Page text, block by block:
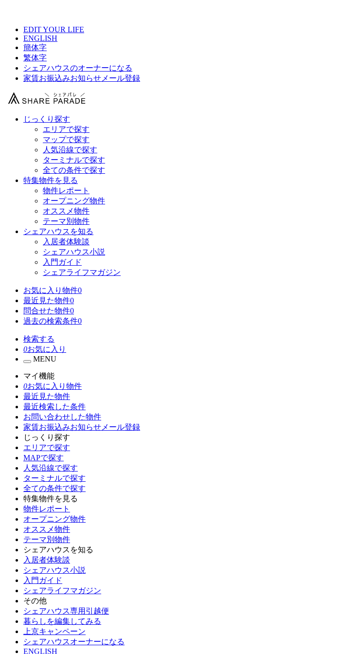
EDIT YOUR LIFE
ENGLISH
簡体字
繁体字
シェアハウスのオーナーになる
家賃お振込みお知らせメール登録
じっくり探す
エリアで探す
マップで探す
人気沿線で探す
ターミナルで探す
全ての条件で探す
特集物件を見る
物件レポート
オープニング物件
オススメ物件
テーマ別物件
シェアハウスを知る
入居者体験談
シェアハウス小説
入門ガイド
シェアライフマガジン
お気に入り物件0
最近見た物件0
問合せた物件0
過去の検索条件0
検索する
0お気に入り
MENU
マイ機能
0お気に入り物件
最近見た物件
最近検索した条件
お問い合わせした物件
家賃お振込みお知らせメール登録
じっくり探す
エリアで探す
MAPで探す
人気沿線で探す
ターミナルで探す
全ての条件で探す
特集物件を見る
物件レポート
オープニング物件
オススメ物件
テーマ別物件
シェアハウスを知る
入居者体験談
シェアハウス小説
入門ガイド
シェアライフマガジン
その他
シェアハウス専用引越便
暮らしを編集してみる
上京キャンペーン
シェアハウスオーナーになる
ENGLISH